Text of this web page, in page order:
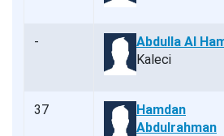
-
Abdulla Al
Kaleci
37
Hamdan
Abdulrahman